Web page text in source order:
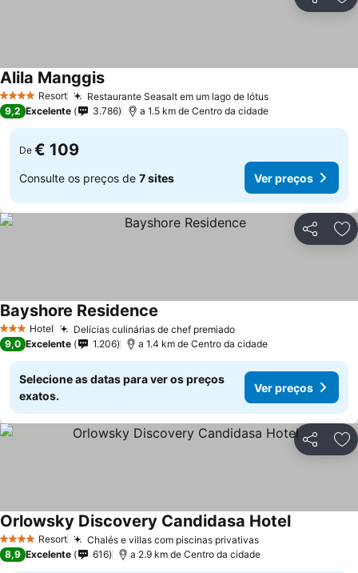
Partilhar
4 EstrelasResort Restaurante Seasalt em um lago de lótus
Alila Manggis
9,2 Excelente 3.786 a 1.5 km de Centro da cidade
De € 109
Consulte os preços de 7 sites Ver preços
Partilhar
3 EstrelasHotel Delícias culinárias de chef premiado
Bayshore Residence
9,0 Excelente 1.206 a 1.4 km de Centro da cidade
Selecione as datas para ver os preços
exatos.
Ver preços
Partilhar
4 EstrelasResort Chalés e villas com piscinas privativas
Orlowsky Discovery Candidasa Hotel
8,9 Excelente 616 a 2.9 km de Centro da cidade